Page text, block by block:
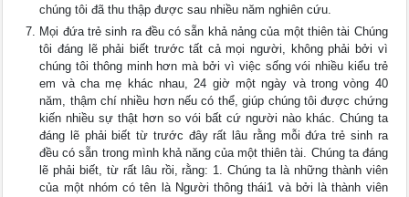
chúng tôi đã thu thập được sau nhiều năm nghiên cứu.
Mọi đứa trẻ sinh ra đều có sẵn khả nảng của một thiên tài Chúng
tôi đáng lẽ phải biết trước tất cả mọi người, không phải bởi vì
chúng tôi thông minh hơn mà bởi vì việc sống vói nhiều kiểu trẻ
em và cha mẹ khác nhau, 24 giờ một ngày và trong vòng 40
năm, thậm chí nhiều hơn nếu có thể, giúp chúng tôi được chứng
kiến nhiều sự thật hơn so vói bất cứ người nào khác. Chúng ta
đáng lẽ phải biết từ trước đây rất lâu rằng mỗi đứa trẻ sinh ra
đều có sẵn trong mình khả năng của một thiên tài. Chúng ta đáng
lẽ phải biết, từ rất lâu rồi, rằng: 1. Chúng ta là những thành viên
của một nhóm có tên là Người thông thái1 và bởi là thành viên